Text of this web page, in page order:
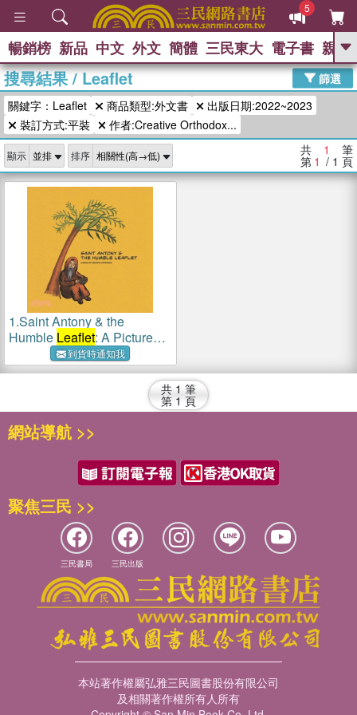
5
GO
熱搜：
暢銷榜 新品 中文 外文 簡體 三民東大 電子書 親子
搜尋結果/Leaflet
篩選
關鍵字：Leaflet
商品類型:外文書
出版日期:2022~2023
裝訂方式:平裝
作者:Creative Orthodox...
顯示 排序 共 1 筆
第 1 / 1 頁
1.Saint Antony & the
Humble Leaflet: A Picture
Book by Creative Orthodox
到貨時通知我
共 1 筆
第 1 頁
網站導航 >>
聚焦三民 >>
三民書局 三民出版
本站著作權屬弘雅三民圖書股份有限公司
及相關著作權所有人所有